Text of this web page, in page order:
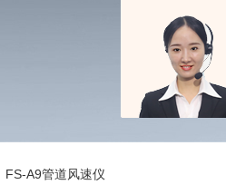
A9管道风速仪